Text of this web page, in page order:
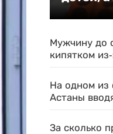
Мужчину до
кипятком
На одном из
Астаны
За сколько